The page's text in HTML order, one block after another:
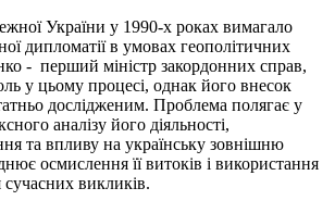
України у 1990-х роках вимагало
дипломатії в умовах геополітичних
- перший міністр закордонних справ,
у цьому процесі, однак його внесок
дослідженим. Проблема полягає у
аналізу його діяльності,
та впливу на українську зовнішню
осмислення її витоків і використання
викликів.